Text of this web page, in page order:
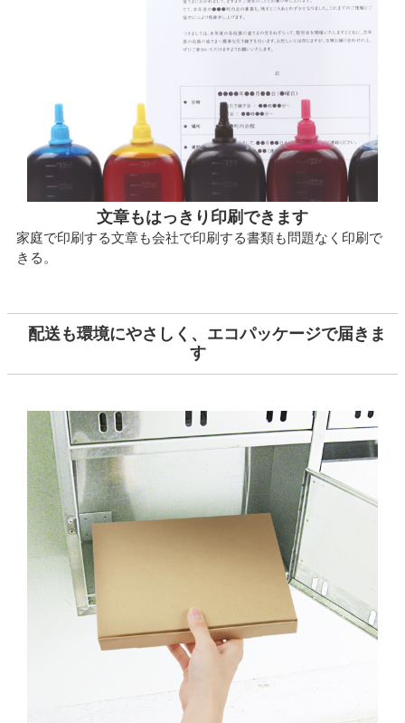
文章もはっきり印刷できます
家庭で印刷する文章も会社で印刷する書類も問題なく印刷で
きる。
配送も環境にやさしく、エコパッケージで届きま
す